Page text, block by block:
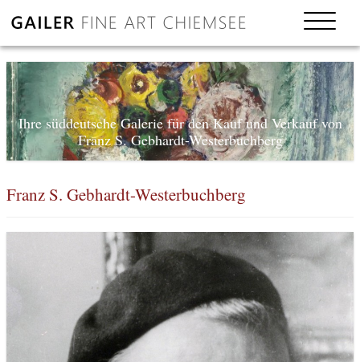
Ihre süddeutsche Galerie für den Kauf und Verkauf von
Franz S. Gebhardt-Westerbuchberg
Franz S. Gebhardt-Westerbuchberg